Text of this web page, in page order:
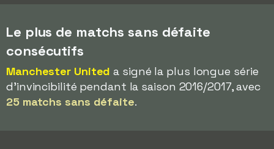
Le plus de matchs sans défaite
consécutifs
Manchester United a signé la plus longue série
d'invincibilité pendant la saison 2016/2017, avec
25 matchs sans défaite.